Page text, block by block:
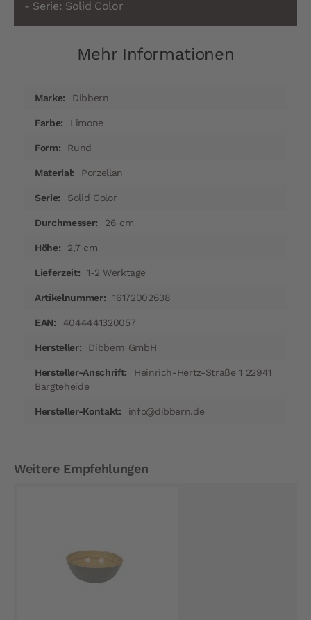
- Serie: Solid Color
Mehr Informationen
InformationenDibbern
Limone
Rund
Porzellan
Solid Color
26 cm
2,7 cm
1-2 Werktage
16172002638
4044441320057
Dibbern GmbH
Heinrich-Hertz-Straße 1 22941
Bargteheide
info@dibbern.de
Weitere Empfehlungen